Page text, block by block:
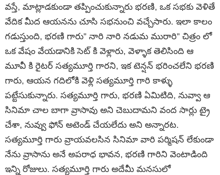
వస్తే, మాట్లాడకుండా తప్పించుకున్నారు భరణి, ఒక సభకు వెళితే
వేదిక మీద ఆయనను చూసి సభనుంచి వచ్చేసారు. ఇలా కాలం
గడుస్తుంది, భరణి గారు” నారి నారి నడుమ మురారి” చిత్రం లో
ఒక వేషం వేయడానికి సెట్ కి వెళ్లారు, వెళ్ళాక తెలిసింది ఆ
మూవీ కి రైటర్ సత్యమూర్తి గారని, ఇక టెన్షన్ భరించలేని భరణి
గారు, ఆయన గదిలోకి వెళ్లి సత్యమూర్తి గారి కాళ్ళు
పట్టేసుకున్నారు. సత్యమూర్తి గారు, భరణి ఏమిటిది, నువ్వా ఆ
సినిమా చాల బాగా వ్రాసావు అని చెబుదామని వంద సార్లు ట్రై
చేశా, నువ్వు ఫోన్ అటెండ్ చేయలేదు అని అన్నారట.
సత్యమూర్తి గారు వ్రాయవలసిన సినిమా వారి పర్మిషన్ లేకుండా
నేను వ్రాసాను అనే అపరాధ భావన, భరణి గారిని వెంటాడింది
ఇన్ని రోజులు. సత్యమూర్తి గారు అదేమీ మనసులో